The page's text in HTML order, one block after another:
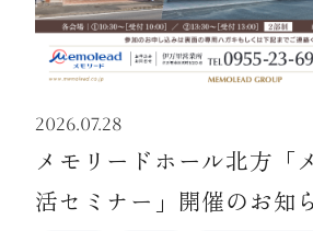
2026.07.28
メモリードホール北方「
活セミナー」開催のお知